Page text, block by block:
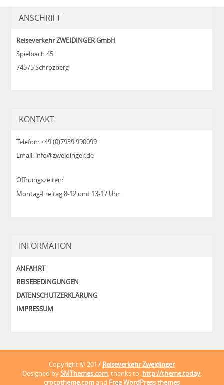
ANSCHRIFT
Reiseverkehr ZWEIDINGER GmbH
Spielbach 45
74575 Schrozberg
KONTAKT
Telefon: +49 (0)7939 990099
Email: info@zweidinger.de
Öffnungszeiten:
Montag-Freitag 8-12 und 13-17 Uhr
INFORMATION
ANFAHRT
REISEBEDINGUNGEN
DATENSCHUTZERKLÄRUNG
IMPRESSUM
Copyright © 2017 Reiseverkehr Zweidinger
Designed bySMThemes.com, thanks to: http://theme.today,
crocotheme.comand Free WordPress themes